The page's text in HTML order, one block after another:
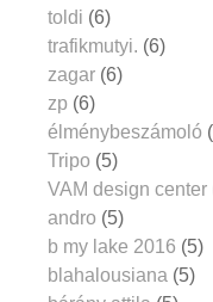
toldi (6)
trafikmutyi. (6)
zagar (6)
zp (6)
élménybeszámoló
Tripo (5)
VAM design center
andro (5)
b my lake 2016 (5)
blahalousiana (5)